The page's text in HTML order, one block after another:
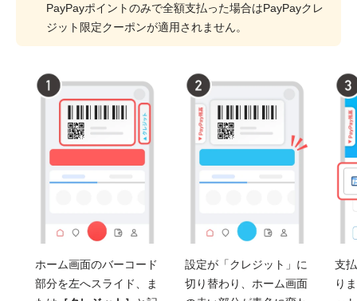
PayPayポイントのみで全額支払った場合はPayPayクレ
ジット限定クーポンが適用されません。
ホーム画面のバーコード
部分を左へスライド、ま
設定が「クレジット」に
切り替わり、ホーム画面
支
り